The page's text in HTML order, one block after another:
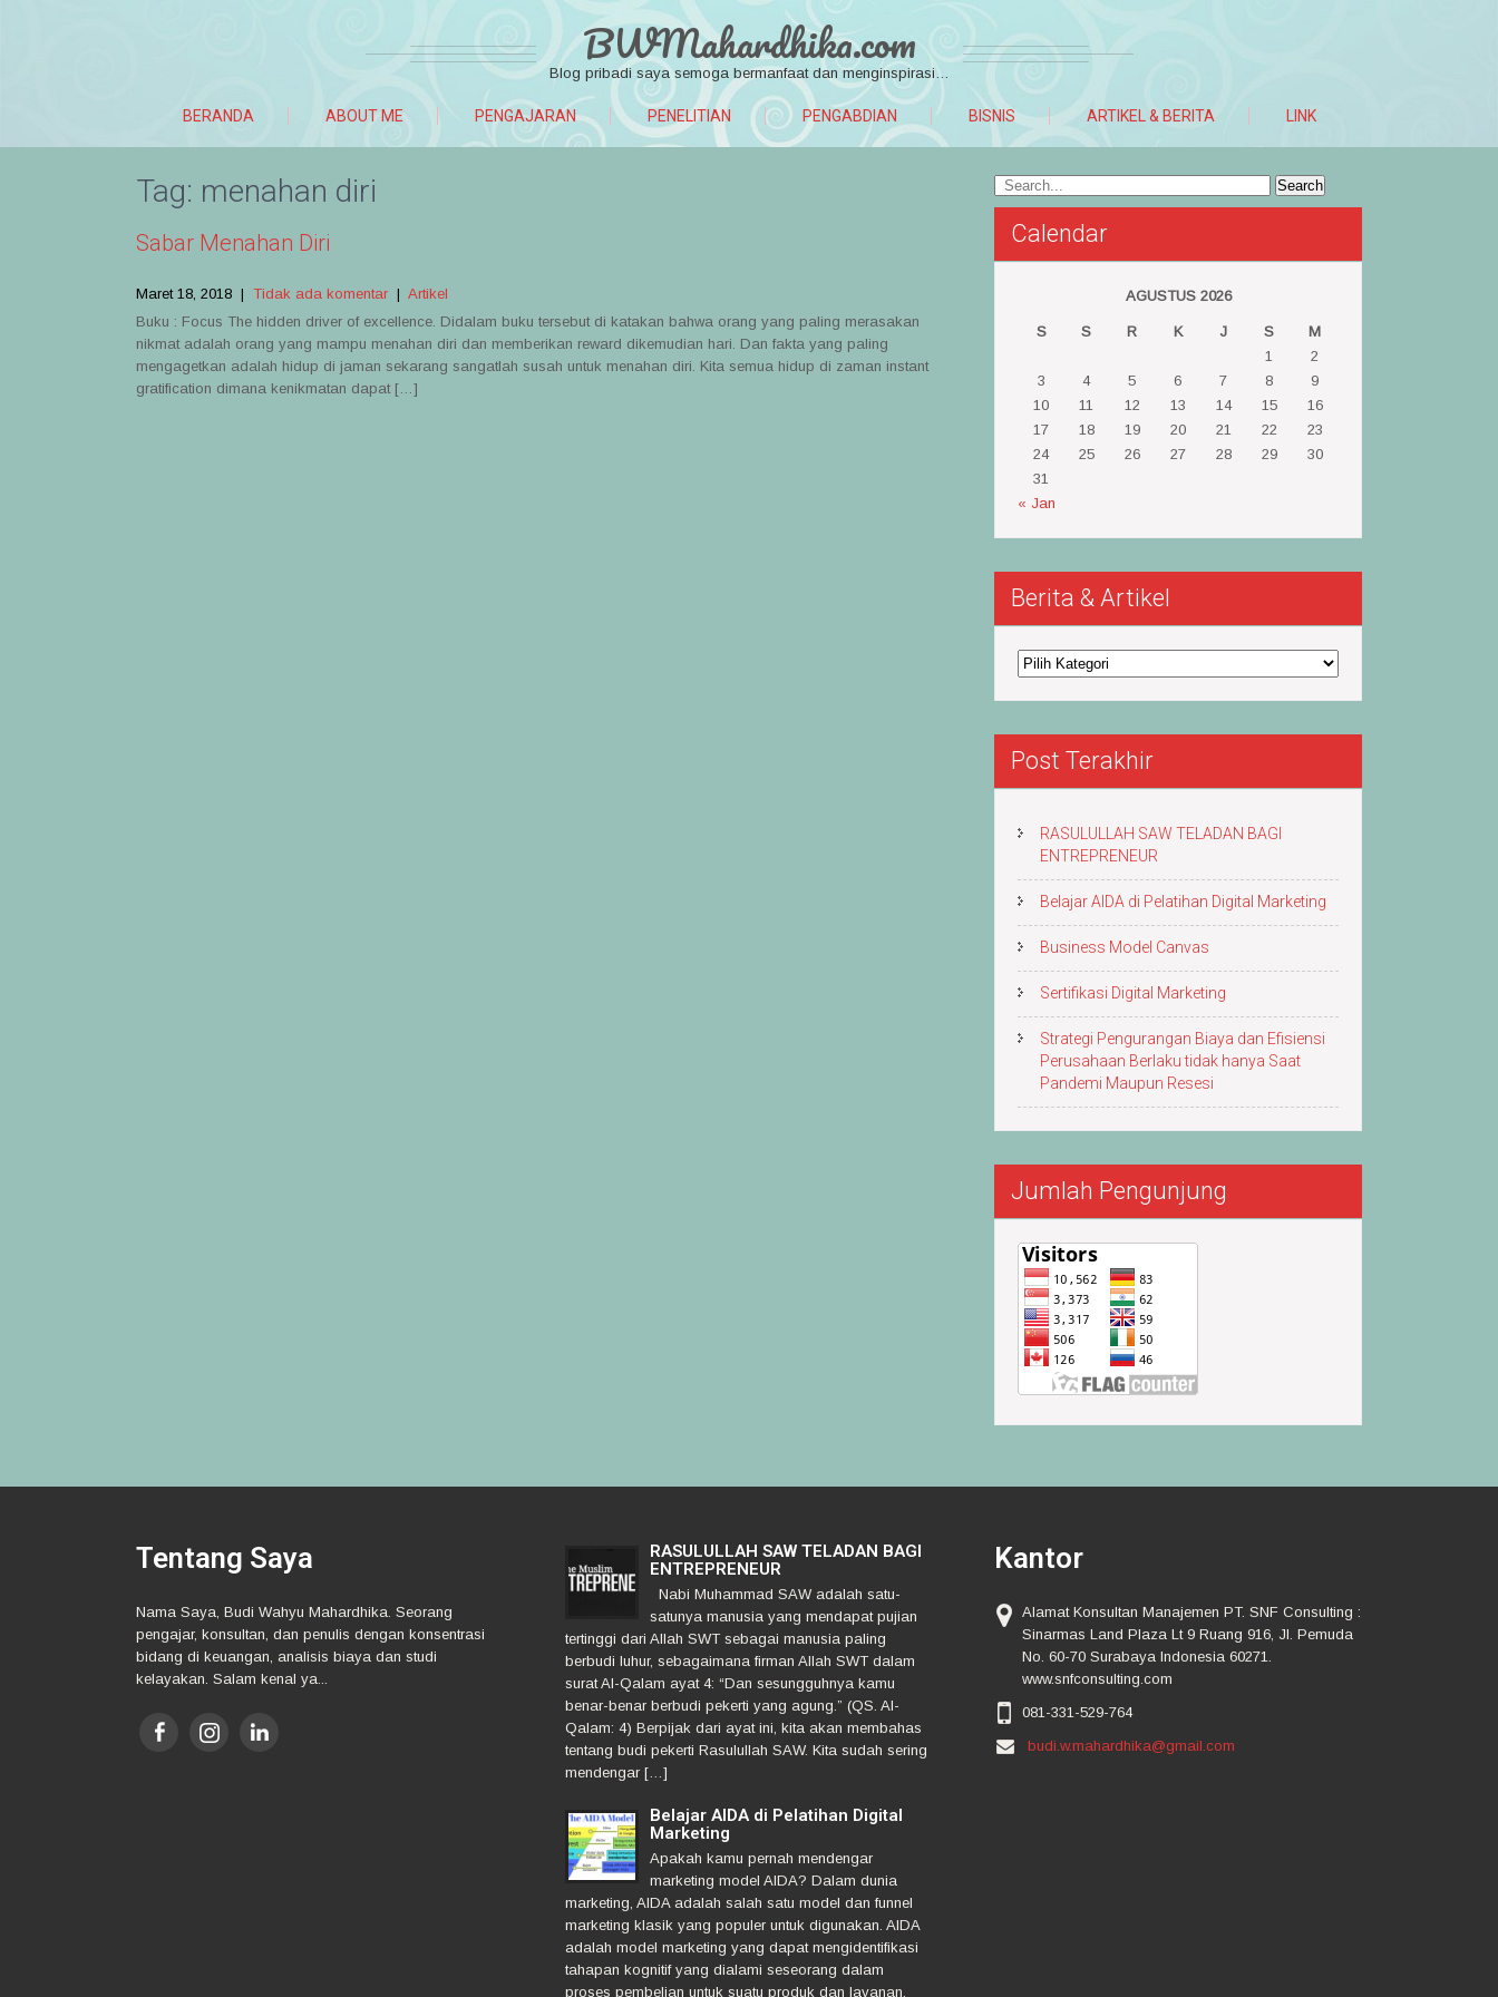
BWMahardhika.com
Blog pribadi saya semoga bermanfaat dan menginspirasi…
BERANDA ABOUT ME PENGAJARAN PENELITIAN PENGABDIAN BISNIS ARTIKEL & BERITA LINK
Tag: menahan diri
Sabar Menahan Diri
Maret 18, 2018 | Tidak ada komentar | Artikel
Buku : Focus The hidden driver of excellence. Didalam buku tersebut di katakan bahwa orang yang paling merasakan
nikmat adalah orang yang mampu menahan diri dan memberikan reward dikemudian hari. Dan fakta yang paling
mengagetkan adalah hidup di jaman sekarang sangatlah susah untuk menahan diri. Kita semua hidup di zaman instant
gratification dimana kenikmatan dapat […]
Calendar
AGUSTUS 2026
S S R K J S
M
1
2
3
4 5 6 7 8
9
10
11 12 13 14 15
16
17
18 19 20 21 22
23
24
25 26 27 28 29
30
31
« Jan
Berita & Artikel
Berita
&
Artikel
Post Terakhir
RASULULLAH SAW TELADAN BAGI
ENTREPRENEUR
Belajar AIDA di Pelatihan Digital Marketing
Business Model Canvas
Sertifikasi Digital Marketing
Strategi Pengurangan Biaya dan Efisiensi
Perusahaan Berlaku tidak hanya Saat
Pandemi Maupun Resesi
Jumlah Pengunjung
Tentang Saya
Nama Saya, Budi Wahyu Mahardhika. Seorang
pengajar, konsultan, dan penulis dengan konsentrasi
bidang di keuangan, analisis biaya dan studi
kelayakan. Salam kenal ya...
RASULULLAH SAW TELADAN BAGI
ENTREPRENEUR
Nabi Muhammad SAW adalah satu-
satunya manusia yang mendapat pujian
tertinggi dari Allah SWT sebagai manusia paling
berbudi luhur, sebagaimana firman Allah SWT dalam
surat Al-Qalam ayat 4: “Dan sesungguhnya kamu
benar-benar berbudi pekerti yang agung.” (QS. Al-
Qalam: 4) Berpijak dari ayat ini, kita akan membahas
tentang budi pekerti Rasulullah SAW. Kita sudah sering
mendengar […]
Belajar AIDA di Pelatihan Digital
Marketing
Apakah kamu pernah mendengar
marketing model AIDA? Dalam dunia
marketing, AIDA adalah salah satu model dan funnel
marketing klasik yang populer untuk digunakan. AIDA
adalah model marketing yang dapat mengidentifikasi
tahapan kognitif yang dialami seseorang dalam
proses pembelian untuk suatu produk dan layanan.
Kantor
Alamat Konsultan Manajemen PT. SNF Consulting :
Sinarmas Land Plaza Lt 9 Ruang 916, Jl. Pemuda
No. 60-70 Surabaya Indonesia 60271.
www.snfconsulting.com
081-331-529-764
budi.w.mahardhika@gmail.com